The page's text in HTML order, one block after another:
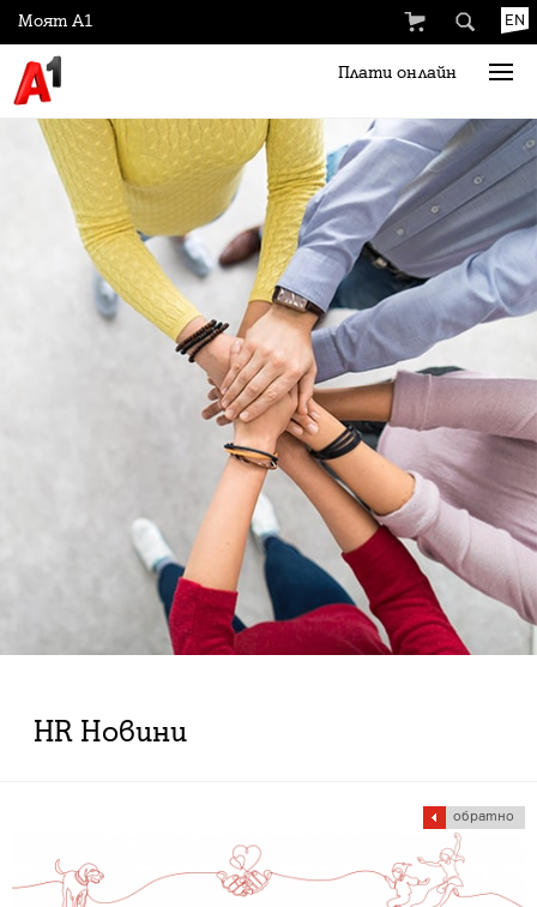
EN
Плати онлайн
Моят А1
HR Новини
обратно